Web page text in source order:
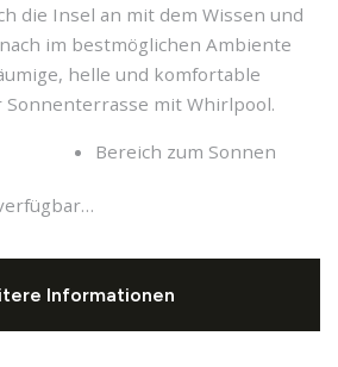
die Insel an mit dem Wissen und
im bestmöglichen Ambiente
helle und komfortable
mit Whirlpool.
Bereich zum Sonnen
Informationen